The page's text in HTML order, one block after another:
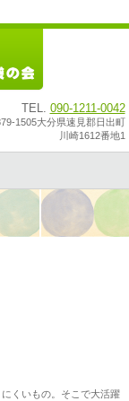
TEL. 090-1211-0042
1505大分県速見郡日出町
川崎1612番地1
くいもの。そこで大活躍